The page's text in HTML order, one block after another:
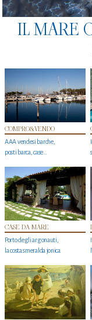
IL MARE
COMPRO&VENDO
AAA vendesi barche,
posti barca, case…
CASE DA MARE
Porto degli argonauti,
la costa smeralda jonica